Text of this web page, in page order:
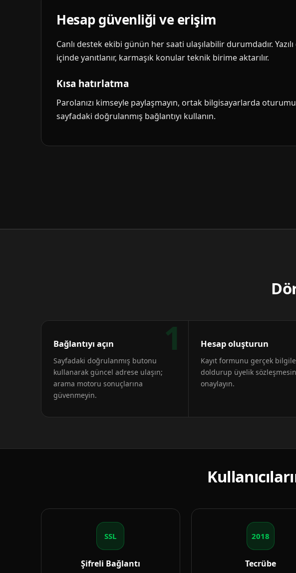
Hesap güvenliği ve erişim
Canlı destek ekibi günün her saati ulaşılabilir durumdadır.
içinde yanıtlanır, karmaşık konular teknik birime aktarılır.
Kısa hatırlatma
Parolanızı kimseyle paylaşmayın, ortak bilgisayarlarda
sayfadaki doğrulanmış bağlantıyı kullanın.
1
Bağlantıyı açın
Sayfadaki doğrulanmış butonu
kullanarak güncel adrese ulaşın;
arama motoru sonuçlarına
güvenmeyin.
Hesap oluşturun
Kayıt formunu gerçek
doldurup üyelik
onaylayın.
SSL
Şifreli Bağlantı
2018
Tecrübe